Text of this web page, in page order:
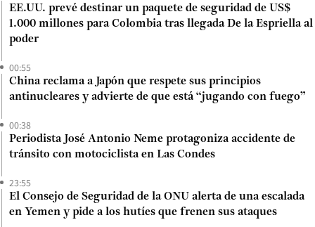
EE.UU. prevé destinar un paquete de seguridad de US$
1.000 millones para Colombia tras llegada De la Espriella al
poder
00:55
China reclama a Japón que respete sus principios
antinucleares y advierte de que está “jugando con fuego”
00:38
Periodista José Antonio Neme protagoniza accidente de
tránsito con motociclista en Las Condes
23:55
El Consejo de Seguridad de la ONU alerta de una escalada
en Yemen y pide a los hutíes que frenen sus ataques